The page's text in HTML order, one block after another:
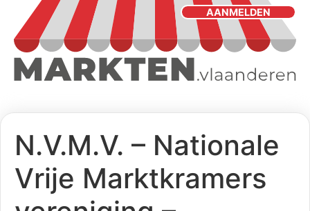
AANMELDEN
N.V.M.V. – Nationale
Vrije Marktkramers